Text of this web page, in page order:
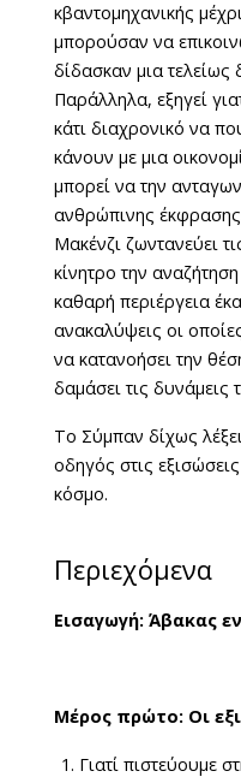
κβαντομηχανικής
μπορούσαν να
δίδασκαν μια τελείως
Παράλληλα, εξηγεί
κάτι διαχρονικό να
κάνουν με μια
μπορεί να την
ανθρώπινης
Μακένζι ζωντανεύει
κίνητρο την
καθαρή περιέργεια
ανακαλύψεις οι
να κατανοήσει την
δαμάσει τις δυνάμεις
Το Σύμπαν δίχως
οδηγός στις
κόσμο.
Περιεχόμενα
Εισαγωγή: Άβακας
Μέρος πρώτο: Οι
Γιατί πιστεύουμε